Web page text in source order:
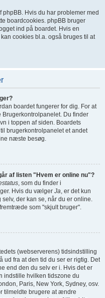
Hvis du har problemer med
boardcookies. phpBB bruger
ind på boardet. Hvis en
cookies bl.a. også bruges til at
boardet fungerer for dig. For at
Du finder
i toppen af siden. Boardets
brugerkontrolpanelet et andet
næste besøg.
af listen "Hvem er online nu"?
, som du finder i
Hvis du vælger Ja , er det kun
der kan se, når du er online.
som "skjult bruger".
(webserverens) tidsindstilling
ud fra at den tid du ser er rigtig. Det
end den du selv er i. Hvis det er
indstille hvilken tidszone du
Paris, New York, Sydney, osv.
tilmeldte brugere at ændre